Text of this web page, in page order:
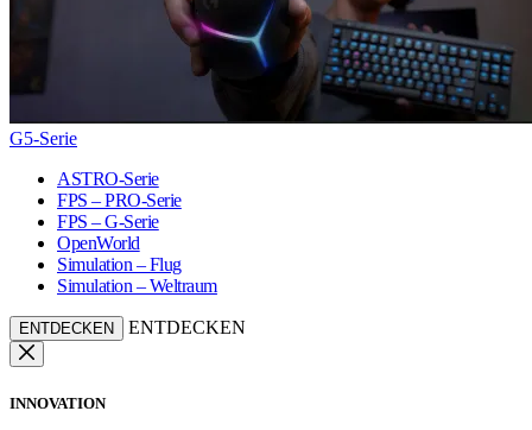
G5-Serie
ASTRO-Serie
FPS – PRO-Serie
FPS – G-Serie
OpenWorld
Simulation – Flug
Simulation – Weltraum
ENTDECKEN ENTDECKEN
INNOVATION